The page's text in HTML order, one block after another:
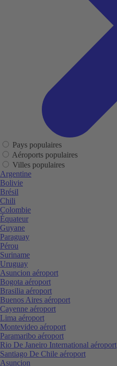
Pays populaires
Aéroports populaires
Villes populaires
Argentine
Bolivie
Brésil
Chili
Colombie
Équateur
Guyane
Paraguay
Pérou
Suriname
Uruguay
Asuncion aéroport
Bogota aéroport
Brasilia aéroport
Buenos Aires aéroport
Cayenne aéroport
Lima aéroport
Montevideo aéroport
Paramaribo aéroport
Rio De Janeiro International aéroport
Santiago De Chile aéroport
Asuncion